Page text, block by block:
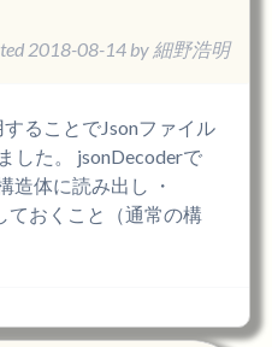
2018-08-14 by 細野浩明
ることでJsonファイル
した。 jsonDecoderで
造体に読み出し ・
ておくこと（通常の構